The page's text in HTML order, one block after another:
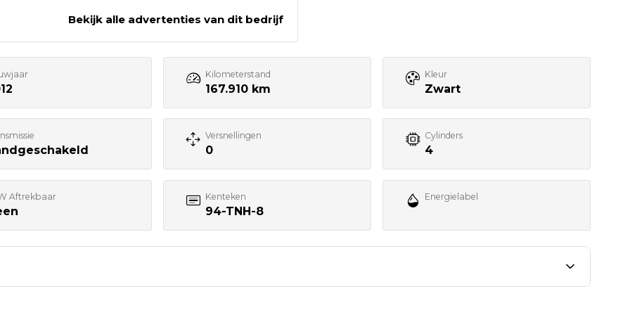
055 - 5051295
info@roetert.nl
Bezoek website adverteerder
Bekijk alle advertenties van dit bedrijf
Kilometerstand
167.910 km
Kleur
Zwart
Versnellingen
0
Cylinders
4
Aftrekbaar Kenteken
94-TNH-8
Energielabel